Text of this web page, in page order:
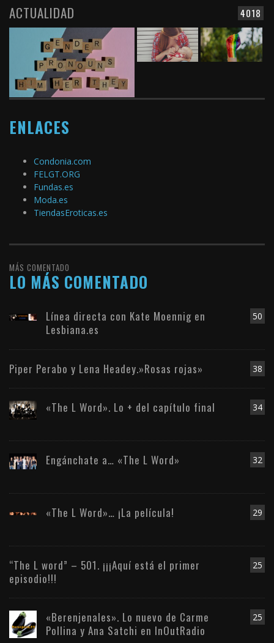
4018
ACTUALIDAD
ENLACES
Condonia.com
FELGT.ORG
Fundas.es
Moda.es
TiendasEroticas.es
MÁS COMENTADO
LO MÁS COMENTADO
50
Línea directa con Kate Moennig en
Lesbiana.es
38
Piper Perabo y Lena Headey.»Rosas rojas»
34
«The L Word». Lo + del capítulo final
32
Engánchate a… «The L Word»
29
«The L Word»… ¡La película!
25
“The L word” – 501. ¡¡¡Aquí está el primer
episodio!!!
25
«Berenjenales». Lo nuevo de Carme
Pollina y Ana Satchi en InOutRadio